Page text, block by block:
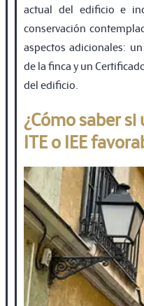
actual del ediﬁcio e
conservación
aspectos adicionales:
de la ﬁnca y un
del ediﬁcio.
¿Cómo saber
ITE o IEE